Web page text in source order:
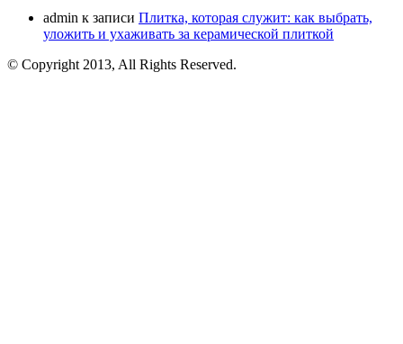
admin к записи Плитка, которая служит: как выбрать,
уложить и ухаживать за керамической плиткой
© Copyright 2013, All Rights Reserved.